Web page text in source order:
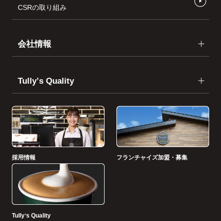
CSRの取り組み
会社情報
Tullyʼs Quality
採用情報 フランチャイズ加盟・募集
Tullyʼs Quality